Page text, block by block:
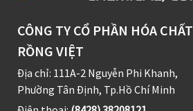
CÔNG TY CỔ PHẦN HÓA CHẤT
RỒNG VIỆT
Địa chỉ: 111A-2 Nguyễn Phi Khanh,
Phường Tân Định, Tp.Hồ Chí Minh